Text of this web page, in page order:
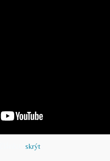
skrýt